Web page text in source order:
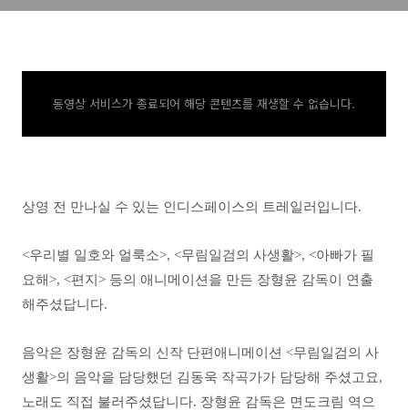
동영상 서비스가 종료되어 해당 콘텐츠를 재생할 수 없습니다.
상영 전 만나실 수 있는 인디스페이스의 트레일러입니다.
<우리별 일호와 얼룩소>, <무림일검의 사생활>, <아빠가 필
요해>, <편지> 등의 애니메이션을 만든 장형윤 감독이 연출
해주셨답니다.
음악은 장형윤 감독의 신작 단편애니메이션 <무림일검의 사
생활>의 음악을 담당했던 김동욱 작곡가가 담당해 주셨고요,
노래도 직접 불러주셨답니다. 장형윤 감독은 면도크림 역으